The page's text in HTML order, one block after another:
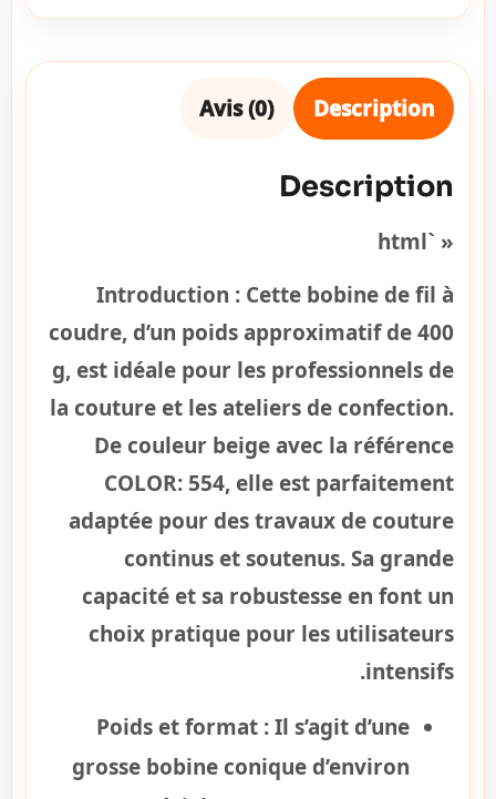
Description
Avis (0)
Description
« `html
Introduction : Cette bobine de fil à
coudre, d’un poids approximatif de 400
g, est idéale pour les professionnels de
la couture et les ateliers de confection.
De couleur beige avec la référence
COLOR: 554, elle est parfaitement
adaptée pour des travaux de couture
continus et soutenus. Sa grande
capacité et sa robustesse en font un
choix pratique pour les utilisateurs
intensifs.
Poids et format :Il s’agit d’une
grosse bobine conique d’environ